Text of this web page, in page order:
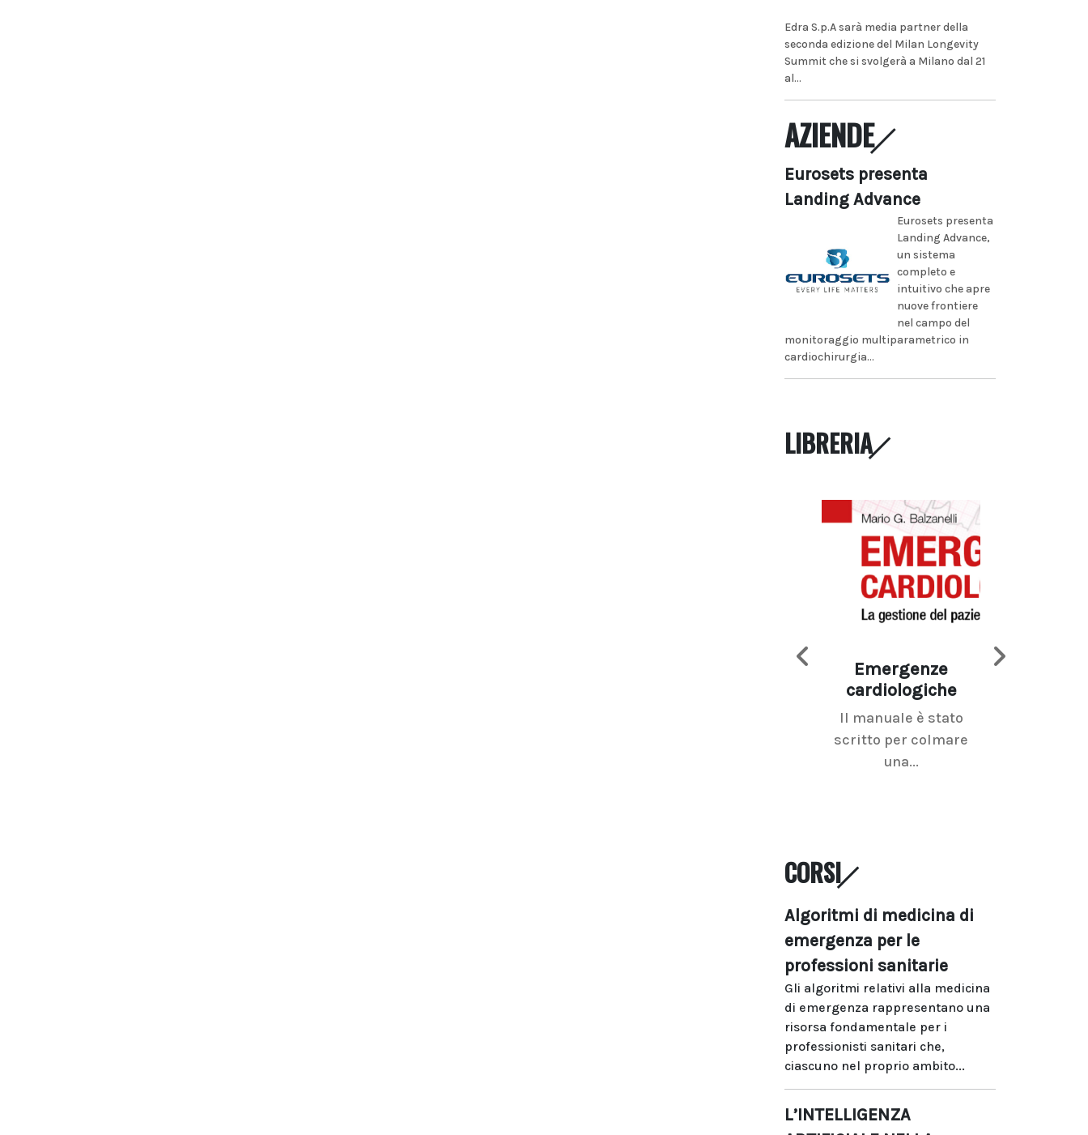
Edra S.p.A sarà media partner della
seconda edizione del Milan Longevity
Summit che si svolgerà a Milano dal 21
al...
AZIENDE
Eurosets presenta
Landing Advance
Eurosets presenta
Landing Advance,
un sistema
completo e
intuitivo che apre
nuove frontiere
nel campo del
monitoraggio multiparametrico in
cardiochirurgia...
LIBRERIA
Emergenze
cardiologiche
Il manuale è stato
scritto per colmare
una...
CORSI
Algoritmi di medicina di
emergenza per le
professioni sanitarie
Gli algoritmi relativi alla medicina
di emergenza rappresentano una
risorsa fondamentale per i
professionisti sanitari che,
ciascuno nel proprio ambito...
L’INTELLIGENZA